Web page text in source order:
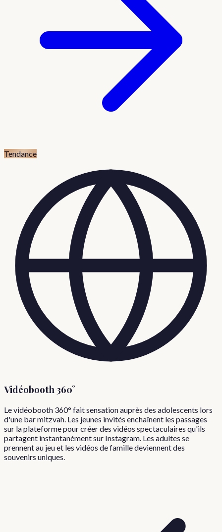
Tendance
Vidéobooth 360°
Le vidéobooth 360° fait sensation auprès des adolescents lors
d'une bar mitzvah. Les jeunes invités enchaînent les passages
sur la plateforme pour créer des vidéos spectaculaires qu'ils
partagent instantanément sur Instagram. Les adultes se
prennent au jeu et les vidéos de famille deviennent des
souvenirs uniques.